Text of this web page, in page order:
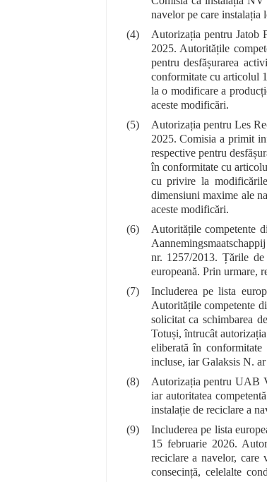
navelor pe care instalația
(4)
Autorizația pentru Jatob
2025. Autoritățile
pentru desfășurarea
conformitate cu articolul
la o modificare a
aceste modificări.
(5)
Autorizația pentru Les
2025. Comisia a primit
respective pentru
în conformitate cu
cu privire la
dimensiuni maxime ale
aceste modificări.
(6)
Autoritățile competente
nr. 1257/2013. Țările
europeană. Prin urmare,
(7)
Includerea pe lista
Autoritățile competente
solicitat ca schimbarea
Totuși, întrucât
eliberată în
incluse, iar Galaksis N.
(8)
Autorizația pentru UAB
iar autoritatea
instalație de reciclare a
(9)
Includerea pe lista
15 februarie 2026.
reciclare a navelor,
consecință, celelalte